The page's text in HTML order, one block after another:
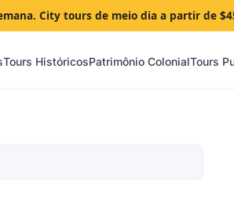
City tours de meio dia a partir de
Tours HistóricosPatrimônio ColonialTours